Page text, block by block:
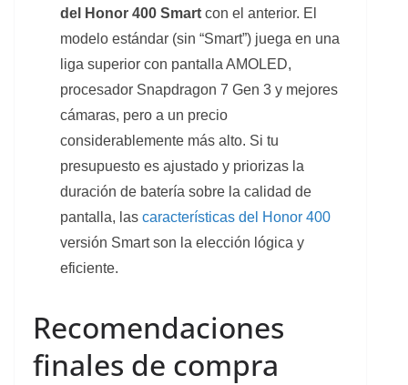
del Honor 400 Smart con el anterior. El
modelo estándar (sin “Smart”) juega en una
liga superior con pantalla AMOLED,
procesador Snapdragon 7 Gen 3 y mejores
cámaras, pero a un precio
considerablemente más alto. Si tu
presupuesto es ajustado y priorizas la
duración de batería sobre la calidad de
pantalla, las características del Honor 400
versión Smart son la elección lógica y
eficiente.
Recomendaciones
finales de compra